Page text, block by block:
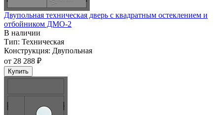
Двупольная техническая дверь c квадратным остеклением и
отбойником ДМО-2
В наличии
Тип: Техническая
Конструкция: Двупольная
от 28 288 ₽
Купить